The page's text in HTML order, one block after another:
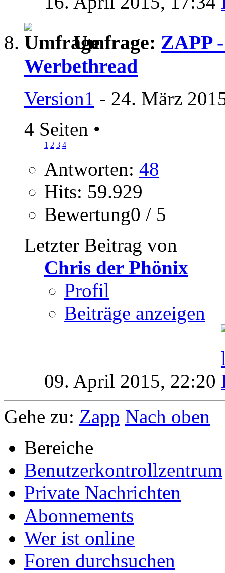
Umfrage: ZAPP
Werbethread
Version1 - 24. März
4 Seiten •
1 2 3 4
Antworten: 48
Hits: 59.929
Bewertung0 / 5
Letzter Beitrag von
Chris der Phönix
Profil
Beiträge anzeigen
09. April 2015, 22:20
Gehe zu: Zapp Nach oben
Bereiche
Benutzerkontrollzentrum
Private Nachrichten
Abonnements
Wer ist online
Foren durchsuchen